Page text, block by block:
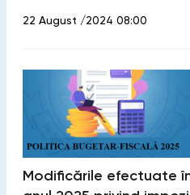
22 August /2024 08:00
Modificările efectuate